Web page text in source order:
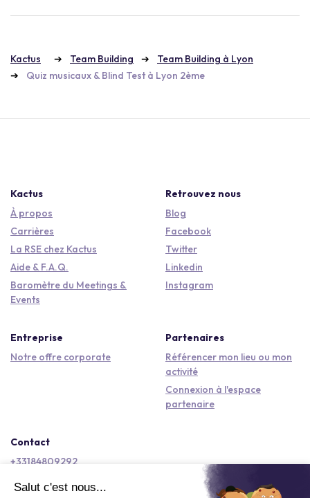
Kactus Team Building
Team Building à Lyon
Quiz musicaux & Blind Test à Lyon 2ème
Kactus
À propos
Carrières
La RSE chez Kactus
Aide & F.A.Q.
Baromètre du Meetings &
Events
Retrouvez nous
Blog
Facebook
Twitter
Linkedin
Instagram
Entreprise
Notre offre corporate
Partenaires
Référencer mon lieu ou mon
activité
Connexion à l'espace
partenaire
Contact
+33184809292